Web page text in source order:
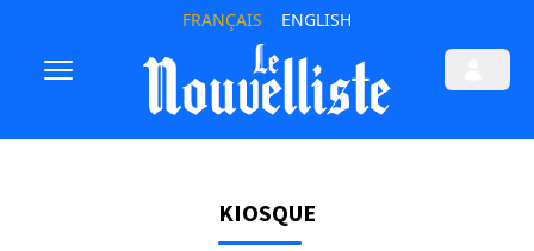
FRANÇAIS ENGLISH
KIOSQUE